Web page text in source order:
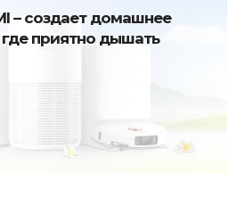
– создает домашнее
приятно дышать